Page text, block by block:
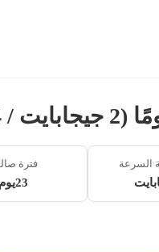
السرعة فترة
23يوم